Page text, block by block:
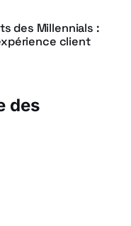
des Millennials :
client
des